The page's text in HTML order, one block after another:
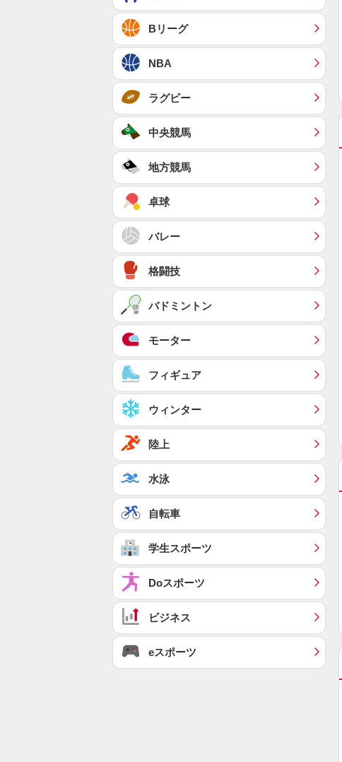
Bリーグ
NBA
ラグビー
中央競馬
地方競馬
卓球
バレー
格闘技
バドミントン
モーター
フィギュア
ウィンター
陸上
水泳
自転車
学生スポーツ
Doスポーツ
ビジネス
eスポーツ